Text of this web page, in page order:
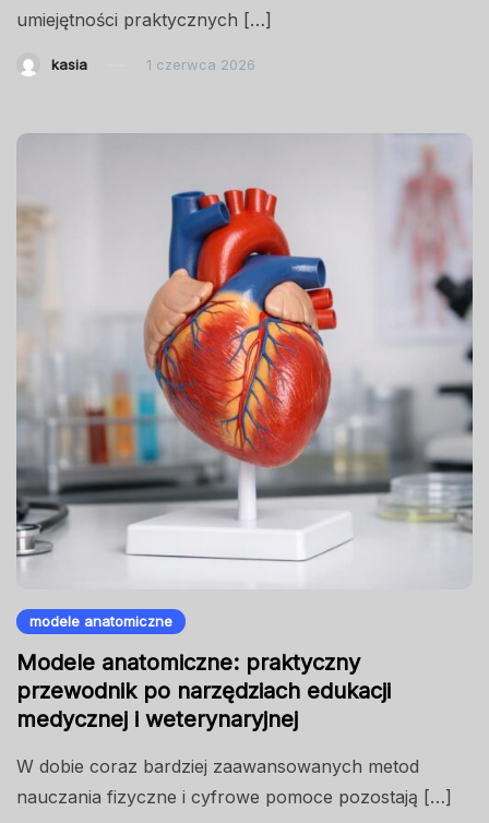
umiejętności praktycznych […]
kasia 1 czerwca 2026
modele anatomiczne
Modele anatomiczne: praktyczny
przewodnik po narzędziach edukacji
medycznej i weterynaryjnej
W dobie coraz bardziej zaawansowanych metod
nauczania fizyczne i cyfrowe pomoce pozostają […]